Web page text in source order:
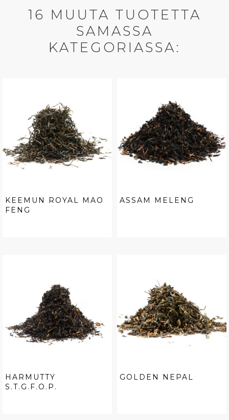
16 MUUTA TUOTETTA
SAMASSA
KATEGORIASSA:
KEEMUN ROYAL MAO
FENG
ASSAM MELENG
HARMUTTY
S.T.G.F.O.P.
GOLDEN NEPAL